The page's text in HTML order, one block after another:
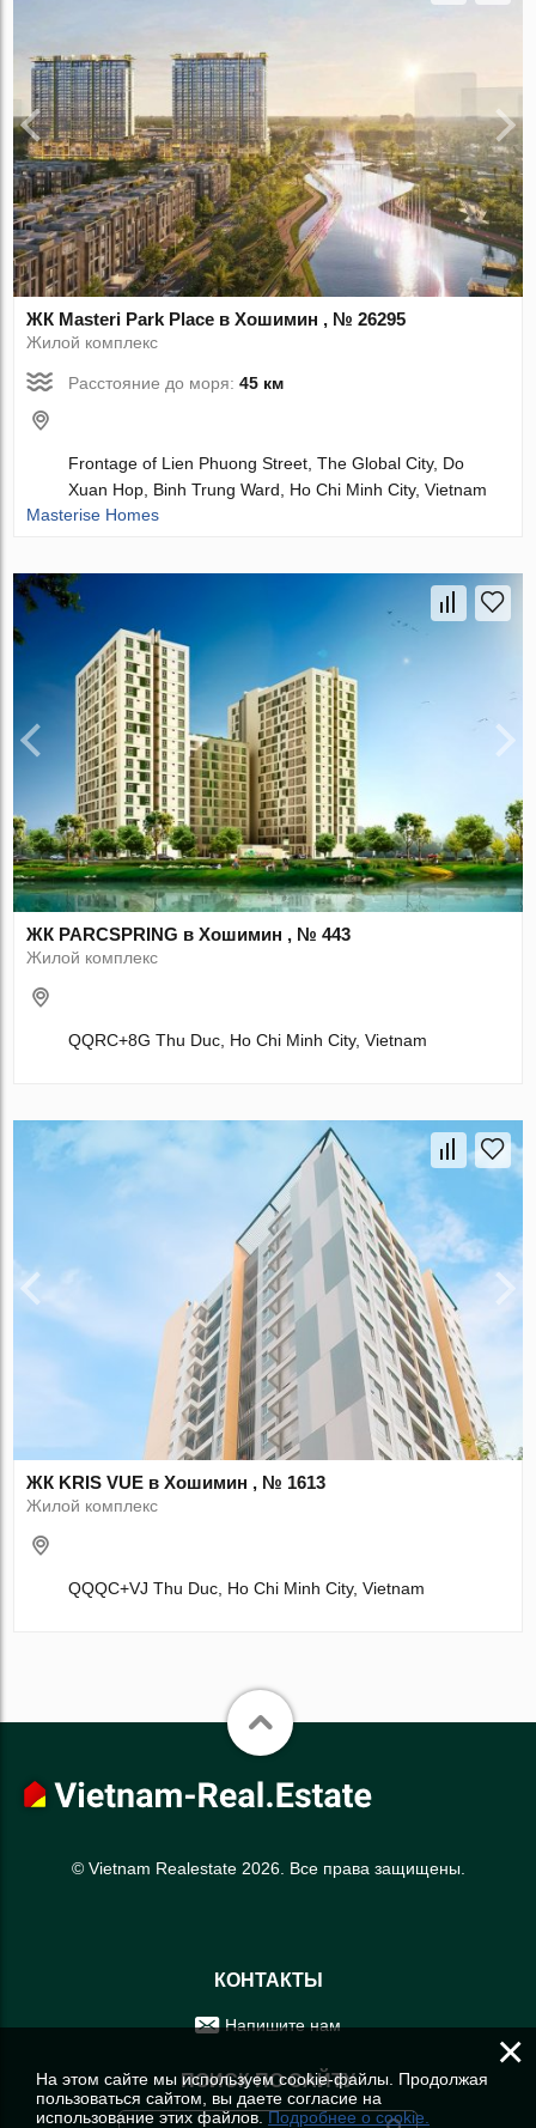
ЖК Masteri Park Place в Хошимин , № 26295
Жилой комплекс
Расстояние до моря:45 км
Frontage of Lien Phuong Street, The Global City, Do
Xuan Hop, Binh Trung Ward, Ho Chi Minh City, Vietnam
Masterise Homes
ЖК PARCSPRING в Хошимин , № 443
Жилой комплекс
QQRC+8G Thu Duc, Ho Chi Minh City, Vietnam
ЖК KRIS VUE в Хошимин , № 1613
Жилой комплекс
QQQC+VJ Thu Duc, Ho Chi Minh City, Vietnam
© Vietnam Realestate 2026. Все права защищены.
КОНТАКТЫ
Напишите нам
ПОИСК ПО САЙТУ
×
На этом сайте мы используем cookie-файлы. Продолжая
пользоваться сайтом, вы даете согласие на
использование этих файлов.Подробнее о cookie.